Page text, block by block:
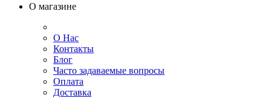
О магазине
О Нас
Контакты
Блог
Часто задаваемые вопросы
Оплата
Доставка